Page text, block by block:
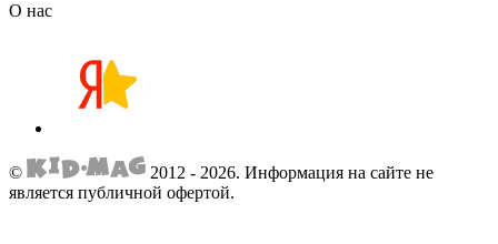
О нас
© 2012 - 2026. Информация на сайте не
является публичной офертой.